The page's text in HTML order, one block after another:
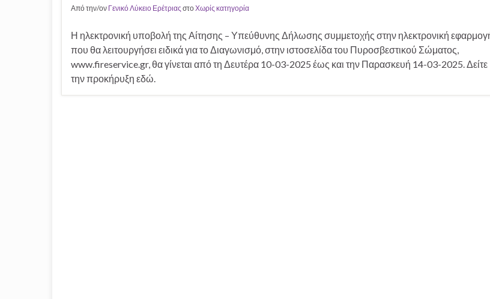
Από την/ον Γενικό Λύκειο Ερέτριας στοΧωρίς κατηγορία
Η ηλεκτρονική υποβολή της Αίτησης – Υπεύθυνης Δήλωσης συμμετοχής στην ηλεκτρονική
που θα λειτουργήσει ειδικά για το Διαγωνισμό, στην ιστοσελίδα του Πυροσβεστικού Σώματος,
www.fireservice.gr, θα γίνεται από τη Δευτέρα 10-03-2025 έως και την Παρασκευή 14-03-2025. Δείτε
την προκήρυξη εδώ.